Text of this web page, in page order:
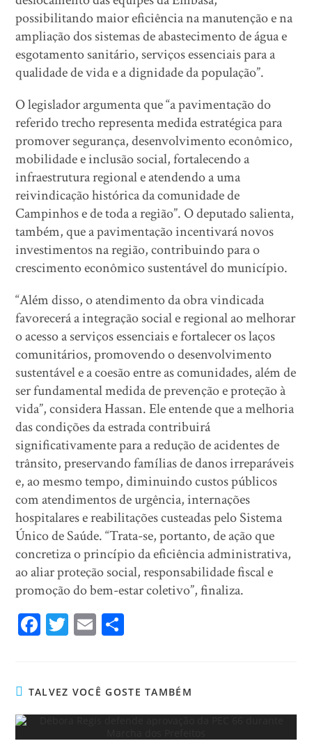
possibilitando maior eficiência na manutenção e na
ampliação dos sistemas de abastecimento de água e
esgotamento sanitário, serviços essenciais para a
qualidade de vida e a dignidade da população”.
O legislador argumenta que “a pavimentação do
referido trecho representa medida estratégica para
promover segurança, desenvolvimento econômico,
mobilidade e inclusão social, fortalecendo a
infraestrutura regional e atendendo a uma
reivindicação histórica da comunidade de
Campinhos e de toda a região”. O deputado salienta,
também, que a pavimentação incentivará novos
investimentos na região, contribuindo para o
crescimento econômico sustentável do município.
“Além disso, o atendimento da obra vindicada
favorecerá a integração social e regional ao melhorar
o acesso a serviços essenciais e fortalecer os laços
comunitários, promovendo o desenvolvimento
sustentável e a coesão entre as comunidades, além de
ser fundamental medida de prevenção e proteção à
vida”, considera Hassan. Ele entende que a melhoria
das condições da estrada contribuirá
significativamente para a redução de acidentes de
trânsito, preservando famílias de danos irreparáveis
e, ao mesmo tempo, diminuindo custos públicos
com atendimentos de urgência, internações
hospitalares e reabilitações custeadas pelo Sistema
Único de Saúde. “Trata-se, portanto, de ação que
concretiza o princípio da eficiência administrativa,
ao aliar proteção social, responsabilidade fiscal e
promoção do bem-estar coletivo”, finaliza.
Fa
ok
T
er
E
TALVEZ VOCÊ GOSTE TAMBÉM